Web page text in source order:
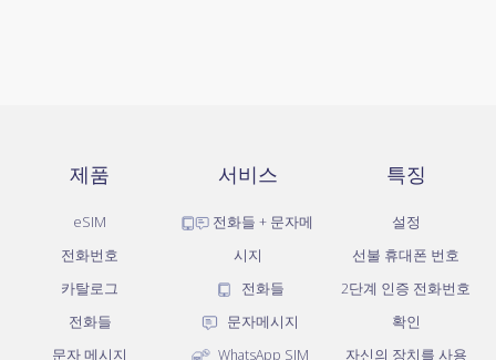
제품
eSIM
전화번호
카탈로그
전화들
문자 메시지
서비스
전화들 + 문자메
시지
전화들
문자메시지
WhatsApp SIM
특징
설정
선불 휴대폰 번호
2단계 인증 전화번호
확인
자신의 장치를 사용